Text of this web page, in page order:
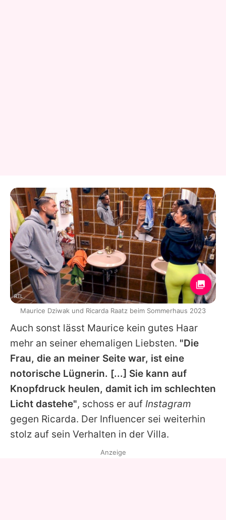
Auch sonst lässt Maurice kein gutes Haar
mehr an seiner ehemaligen Liebsten. "Die
Frau, die an meiner Seite war, ist eine
notorische Lügnerin. [...] Sie kann auf
Knopfdruck heulen, damit ich im schlechten
Licht dastehe", schoss er auf Instagram
gegen Ricarda. Der Influencer sei weiterhin
stolz auf sein Verhalten in der Villa.
RTL
Maurice Dziwak und Ricarda Raatz beim Sommerhaus 2023
Anzeige